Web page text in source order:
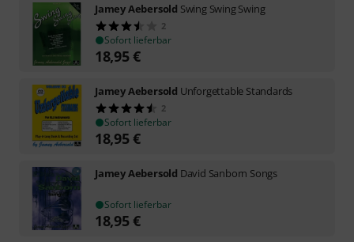
Jamey Aebersold Swing Swing Swing
2
Sofort lieferbar
18,95€
Jamey Aebersold Unforgettable Standards
2
Sofort lieferbar
18,95€
Jamey Aebersold David Sanborn Songs
Sofort lieferbar
18,95€